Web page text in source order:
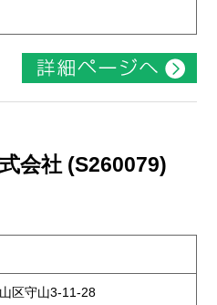
会社 (S260079)
区守山3-11-28